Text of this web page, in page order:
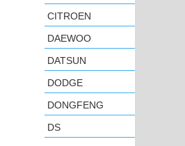
CITROEN
DAEWOO
DATSUN
DODGE
DONGFENG
DS